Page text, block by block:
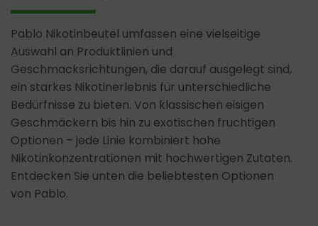
Pablo Nikotinbeutel umfassen eine vielseitige
Auswahl an Produktlinien und
Geschmacksrichtungen, die darauf ausgelegt sind,
ein starkes Nikotinerlebnis für unterschiedliche
Bedürfnisse zu bieten. Von klassischen eisigen
Geschmäckern bis hin zu exotischen fruchtigen
Optionen – jede Linie kombiniert hohe
Nikotinkonzentrationen mit hochwertigen Zutaten.
Entdecken Sie unten die beliebtesten Optionen
von Pablo.